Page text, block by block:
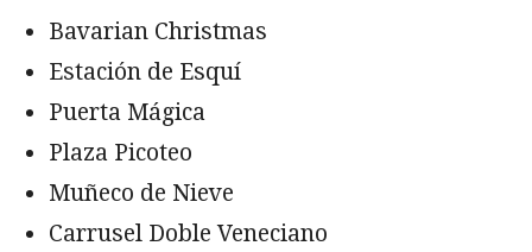
Bavarian Christmas
Estación de Esquí
Puerta Mágica
Plaza Picoteo
Muñeco de Nieve
Carrusel Doble Veneciano